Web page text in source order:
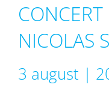
CONCERT
NICOLAS
3 august |